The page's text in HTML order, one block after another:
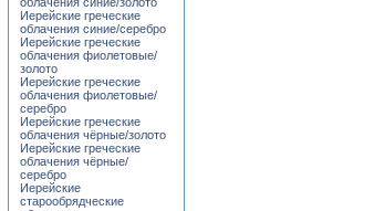
Иерейские греческие
облачения синие/серебро
Иерейские греческие
облачения фиолетовые/
золото
Иерейские греческие
облачения фиолетовые/
серебро
Иерейские греческие
облачения чёрные/золото
Иерейские греческие
облачения чёрные/
серебро
Иерейские
старообрядческие